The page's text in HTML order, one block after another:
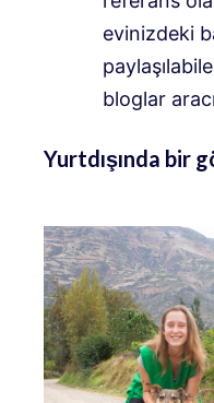
evinizdeki
bloglar
Yurtdışında bir